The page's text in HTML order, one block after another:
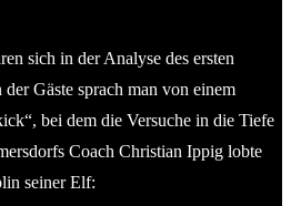
sich in der Analyse des ersten
Gäste sprach man von einem
bei dem die Versuche in die Tiefe
Coach Christian Ippig lobte
seiner Elf: